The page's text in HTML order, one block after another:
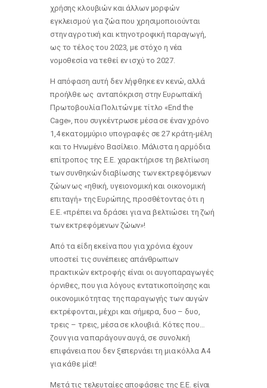
χρήσης κλουβιών και άλλων μορφών
εγκλεισμού για ζώα που χρησιμοποιούνται
στην αγροτική και κτηνοτροφική παραγωγή,
ως το τέλος του 2023, με στόχο η νέα
νομοθεσία να τεθεί εν ισχύ το 2027.
Η απόφαση αυτή δεν λήφθηκε εν κενώ, αλλά
προήλθε ως ανταπόκριση στην Ευρωπαϊκή
Πρωτοβουλία Πολιτών με τίτλο «End the
Cage», που συγκέντρωσε μέσα σε έναν χρόνο
1,4 εκατομμύριο υπογραφές σε 27 κράτη-μέλη
και το Ηνωμένο Βασίλειο. Μάλιστα η αρμόδια
επίτροπος της Ε.Ε. χαρακτήρισε τη βελτίωση
των συνθηκών διαβίωσης των εκτρεφόμενων
ζώων ως «ηθική, υγειονομική και οικονομική
επιταγή» της Ευρώπης, προσθέτοντας ότι η
Ε.Ε. «πρέπει να δράσει για να βελτιώσει τη ζωή
των εκτρεφόμενων ζώων»!
Από τα είδη εκείνα που για χρόνια έχουν
υποστεί τις συνέπειες απάνθρωπων
πρακτικών εκτροφής είναι οι αυγοπαραγωγές
όρνιθες, που για λόγους εντατικοποίησης και
οικονομικότητας της παραγωγής των αυγών
εκτρέφονται, μέχρι και σήμερα, δυο – δυο,
τρεις – τρεις, μέσα σε κλουβιά. Κότες που…
ζουν για να παράγουν αυγά, σε συνολική
επιφάνεια που δεν ξεπερνάει τη μια κόλλα Α4
για κάθε μία!!
Μετά τις τελευταίες αποφάσεις της Ε.Ε. είναι